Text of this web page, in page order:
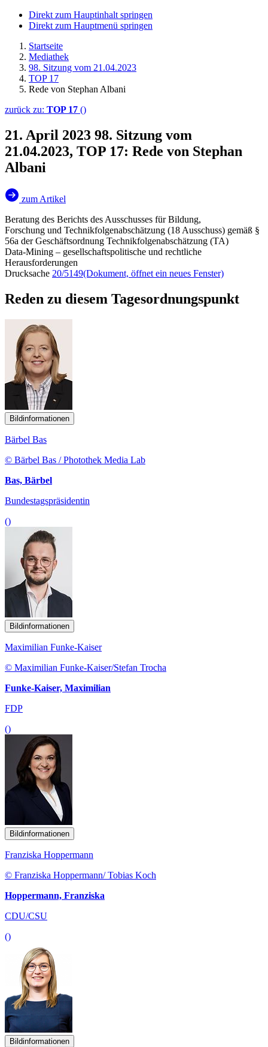
Direkt zum Hauptinhalt springen
Direkt zum Hauptmenü springen
Startseite
Mediathek
98. Sitzung vom 21.04.2023
TOP 17
Rede von Stephan Albani
zurück zu: TOP 17 ()
21. April 2023 98. Sitzung vom
21.04.2023, TOP 17: Rede von Stephan
Albani
zum Artikel
Beratung des Berichts des Ausschusses für Bildung,
Forschung und Technikfolgenabschätzung (18 Ausschuss) gemäß §
56a der Geschäftsordnung Technikfolgenabschätzung (TA)
Data-Mining – gesellschaftspolitische und rechtliche
Herausforderungen
Drucksache 20/5149(Dokument, öffnet ein neues Fenster)
Reden zu diesem Tagesordnungspunkt
Bildinformationen
Bärbel Bas
© Bärbel Bas / Photothek Media Lab
Bas, Bärbel
Bundestagspräsidentin
()
Bildinformationen
Maximilian Funke-Kaiser
© Maximilian Funke-Kaiser/Stefan Trocha
Funke-Kaiser, Maximilian
FDP
()
Bildinformationen
Franziska Hoppermann
© Franziska Hoppermann/ Tobias Koch
Hoppermann, Franziska
CDU/CSU
()
Bildinformationen